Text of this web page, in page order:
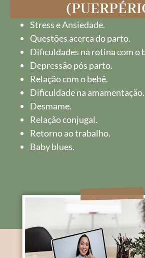
Stress e Ansiedade.
Questões acerca do parto.
Dificuldades na rotina com o
Depressão pós parto.
Relação com o bebê.
Dificuldade na amamentação.
Desmame.
Relação conjugal.
Retorno ao trabalho.
Baby blues.